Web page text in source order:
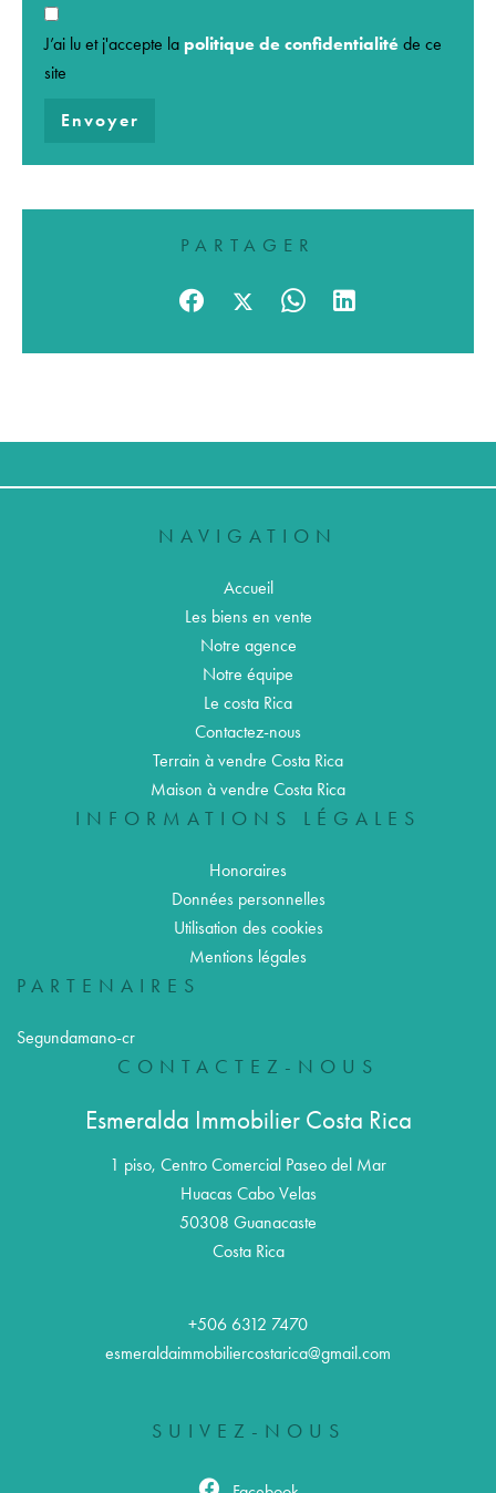
J’ai lu et j'accepte la politique de confidentialité de ce
site
Envoyer
PARTAGER
NAVIGATION
Accueil
Les biens en vente
Notre agence
Notre équipe
Le costa Rica
Contactez-nous
Terrain à vendre Costa Rica
Maison à vendre Costa Rica
INFORMATIONS LÉGALES
Honoraires
Données personnelles
Utilisation des cookies
Mentions légales
PARTENAIRES
Segundamano-cr
CONTACTEZ-NOUS
Esmeralda Immobilier Costa Rica
1 piso, Centro Comercial Paseo del Mar
Huacas Cabo Velas
50308 Guanacaste
Costa Rica
+506 6312 7470
esmeraldaimmobiliercostarica@gmail.com
SUIVEZ-NOUS